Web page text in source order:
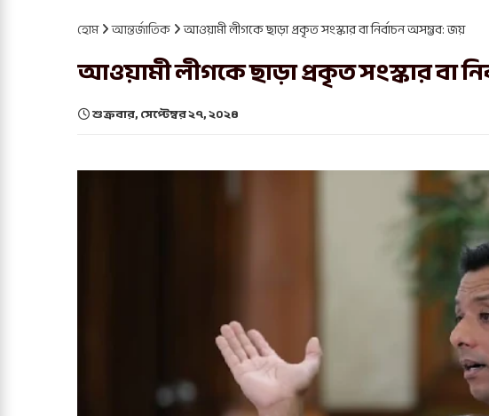
হোম আন্তর্জাতিক আওয়ামী লীগকে ছাড়া প্রকৃত সংস্কার বা নির্বাচন অসম্ভব: জয়
আওয়ামী লীগকে ছাড়া প্রকৃত সংস্কার বা
শুক্রবার, সেপ্টেম্বর ২৭, ২০২৪